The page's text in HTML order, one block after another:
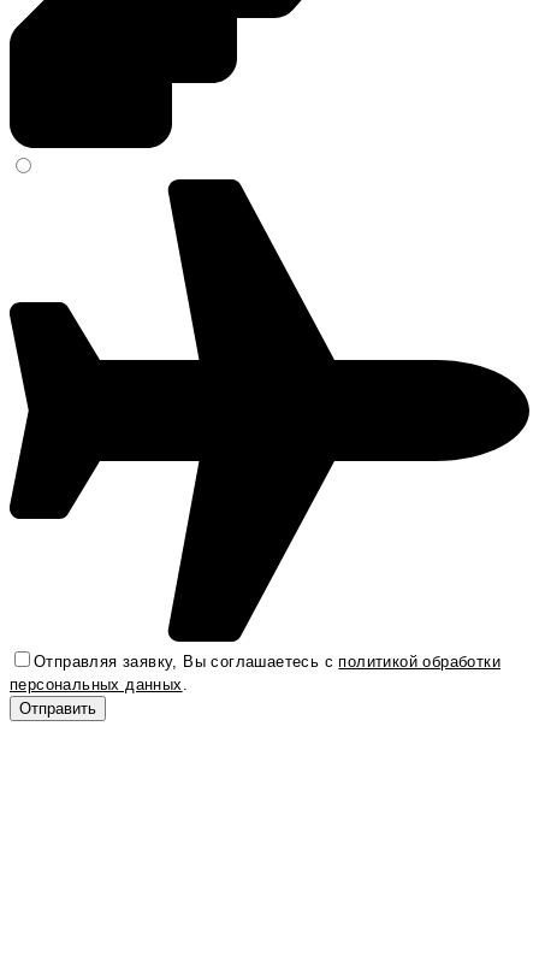
Отправляя заявку, Вы соглашаетесь сполитикой обработки
персональных данных